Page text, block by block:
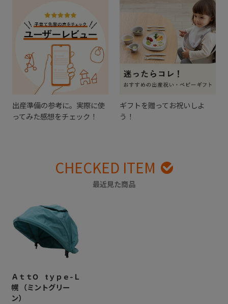
出産準備の参考に。実際に使
ってみた感想をチェック！
ギフトを贈ってお祝いしよ
う！
CHECKED ITEM
最近見た商品
ＡｔｔO tｙｐｅ-Ｌ
幌 （ミントグリー
ン）